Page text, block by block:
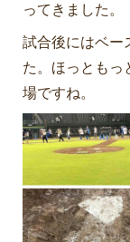
ってきました。
試合後にはベー
た。ほっともっ
場ですね。